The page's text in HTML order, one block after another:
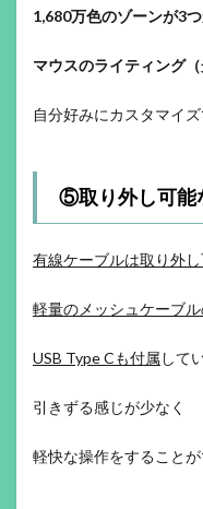
1,680万色のゾーンが3
マウスのライティング
自分好みにカスタマイズ
⑤取り外し可能
有線ケーブルは取り外
軽量のメッシュケーブ
USB Type Cも付属 して
引きずる感じが少なく
軽快な操作をすることが